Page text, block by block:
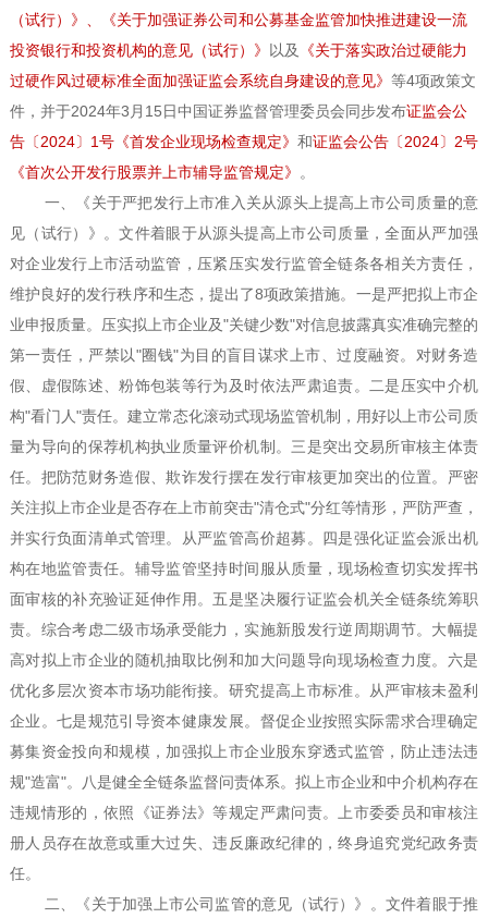
（试行）》、《关于加强证券公司和公募基金监管加快推进建设一流
投资银行和投资机构的意见（试行）》
以及
《关于落实政治过硬能力
过硬作风过硬标准全面加强证监会系统自身建设的意见》 等4项政策文
件，并于2024年3 月 15日中国证券监督管理委员会同步发布证监会公
告〔2024〕 1号《首发企业现场检查规定》 和证监会公告〔2024〕 2号
《首次公开发行股票并上市辅导监管规定》
。
一、《关于严把发行上市准入关从源头上提高上市公司质量的意
见（试行）》。文件着眼于从源头提高上市公司质量，全面从严加强
对企业发行上市活动监管，压紧压实发行监管全链条各相关方责任，
维护良好的发行秩序和生态，提出了8项政策措施。一是严把拟上市企
业申报质量。压实拟上市企业及"关键少数"对信息披露真实准确完整的
第一责任，严禁以"圈钱"为目的盲目谋求上市、过度融资。对财务造
假、虚假陈述、粉饰包装等行为及时依法严肃追责。二是压实中介机
构"看门人"责任。建立常态化滚动式现场监管机制，用好以上市公司质
量为导向的保荐机构执业质量评价机制。三是突出交易所审核主体责
任。把防范财务造假、欺诈发行摆在发行审核更加突出的位置。严密
关注拟上市企业是否存在上市前突击"清仓式"分红等情形，严防严查，
并实行负面清单式管理。从严监管高价超募。四是强化证监会派出机
构在地监管责任。辅导监管坚持时间服从质量，现场检查切实发挥书
面审核的补充验证延伸作用。五是坚决履行证监会机关全链条统筹职
责。综合考虑二级市场承受能力，实施新股发行逆周期调节。大幅提
高对拟上市企业的随机抽取比例和加大问题导向现场检查力度。六是
优化多层次资本市场功能衔接。研究提高上市标准。从严审核未盈利
企业。七是规范引导资本健康发展。督促企业按照实际需求合理确定
募集资金投向和规模，加强拟上市企业股东穿透式监管，防止违法违
规"造富"。八是健全全链条监督问责体系。拟上市企业和中介机构存在
违规情形的，依照《证券法》等规定严肃问责。上市委委员和审核注
册人员存在故意或重大过失、违反廉政纪律的，终身追究党纪政务责
任。
二、《关于加强上市公司监管的意见（试行）》。文件着眼于推